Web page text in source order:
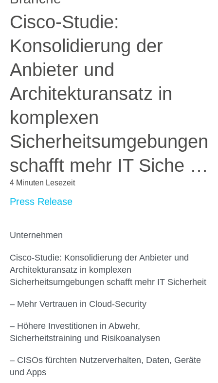
Cisco-Studie:
Konsolidierung der
Anbieter und
Architekturansatz in
komplexen
Sicherheitsumgebungen
schafft mehr IT Siche …
4 Minuten Lesezeit
Press Release
Unternehmen
Cisco-Studie: Konsolidierung der Anbieter und
Architekturansatz in komplexen
Sicherheitsumgebungen schafft mehr IT Sicherheit
– Mehr Vertrauen in Cloud-Security
– Höhere Investitionen in Abwehr,
Sicherheitstraining und Risikoanalysen
– CISOs fürchten Nutzerverhalten, Daten, Geräte
und Apps